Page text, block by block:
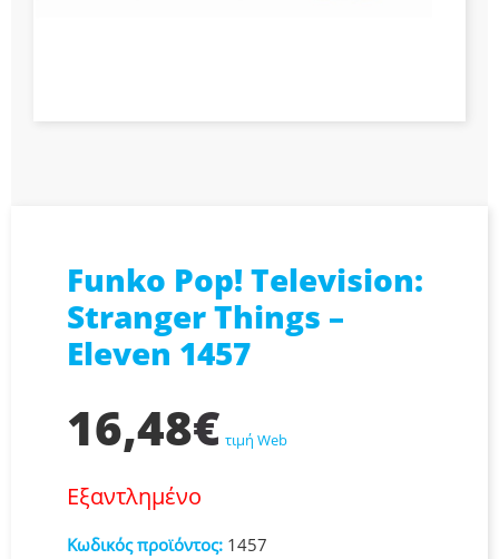
Funko Pop! Television:
Stranger Things –
Eleven 1457
16,48€ τιμή Web
Εξαντλημένο
Κωδικός προϊόντος: 1457